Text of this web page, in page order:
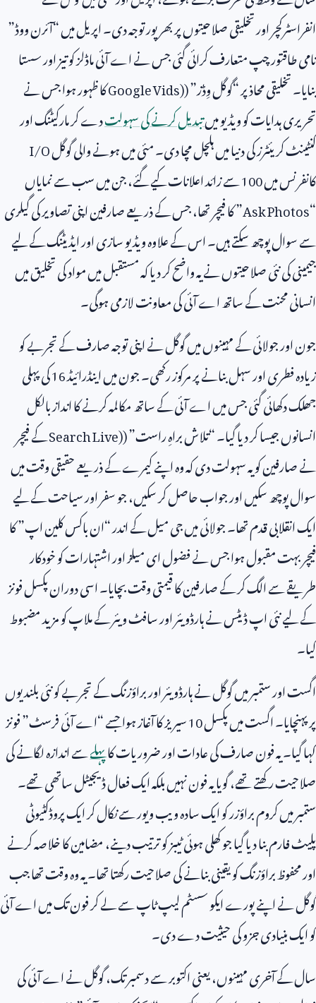
انفراسٹرکچر اور تخلیقی صلاحیتوں پر بھرپور توجہ دی۔ اپریل میں “آئرن ووڈ”
نامی طاقتور چپ متعارف کرائی گئی جس نے اے آئی ماڈلز کو تیز اور سستا
بنایا۔ تخلیقی محاذ پر “گوگل وِڈز” (Google Vids)کا ظہور ہوا جس نے
تحریری ہدایات کو ویڈیو میںتبدیل کرنے کی سہولتدے کر مارکیٹنگ اور
کنٹینٹ کریئٹرز کی دنیا میں ہلچل مچا دی۔ مئی میں ہونے والی گوگلI/O
کانفرنس میں100سے زائد اعلانات کیے گئے، جن میں سب سے نمایاں
“
Ask Photos” کا فیچر تھا، جس کے ذریعے صارفین اپنی تصاویر کی گیلری
سے سوال پوچھ سکتے ہیں۔ اس کے علاوہ ویڈیو سازی اور ایڈیٹنگ کے لیے
جیمینی کی نئی صلاحیتوں نے یہ واضح کر دیا کہ مستقبل میں مواد کی تخلیق میں
انسانی محنت کے ساتھ اے آئی کی معاونت لازمی ہوگی۔
جون اور جولائی کے مہینوں میں گوگل نے اپنی توجہ صارف کے تجربے کو
زیادہ فطری اور سہل بنانے پر مرکوز رکھی۔ جون میں اینڈرائیڈ16کی پہلی
جھلک دکھائی گئی جس میں اے آئی کے ساتھ مکالمہ کرنے کا انداز بالکل
انسانوں جیسا کر دیا گیا۔ “تلاش براہِ راست” (Search Live)کے فیچر
نے صارفین کو یہ سہولت دی کہ وہ اپنے کیمرے کے ذریعے حقیقی وقت میں
سوال پوچھ سکیں اور جواب حاصل کر سکیں، جو سفر اور سیاحت کے لیے
ایک انقلابی قدم تھا۔ جولائی میں جی میل کے اندر “ان باکس کلین اپ” کا
فیچر بہت مقبول ہوا جس نے فضول ای میلز اور اشتہارات کو خودکار
طریقے سے الگ کر کے صارفین کا قیمتی وقت بچایا۔ اسی دوران پکسل فونز
کے لیے نئی اپ ڈیٹس نے ہارڈویئر اور سافٹ ویئر کے ملاپ کو مزید مضبوط
کیا۔
اگست اور ستمبر میں گوگل نے ہارڈویئر اور براؤزنگ کے تجربے کو نئی بلندیوں
پر پہنچایا۔ اگست میں پکسل10سیریز کا آغاز ہوا جسے “اے آئی فرسٹ” فونز
کہا گیا۔ یہ فون صارف کی عادات اور ضروریات کاپہلےسے اندازہ لگانے کی
صلاحیت رکھتے تھے، گویا یہ فون نہیں بلکہ ایک فعال ڈیجیٹل ساتھی تھے۔
ستمبر میں کروم براؤزر کو ایک سادہ ویب ویور سے نکال کر ایک پروڈکٹیوٹی
پلیٹ فارم بنا دیا گیا جو کھلی ہوئی ٹیبز کو ترتیب دینے، مضامین کا خلاصہ کرنے
اور محفوظ براؤزنگ کو یقینی بنانے کی صلاحیت رکھتا تھا۔ یہ وہ وقت تھا جب
گوگل نے اپنے پورے ایکو سسٹم لیپ ٹاپ سے لے کر فون تک میں اے آئی
کو ایک بنیادی جزو کی حیثیت دے دی۔
سال کے آخری مہینوں، یعنی اکتوبر سے دسمبر تک، گوگل نے اے آئی کی